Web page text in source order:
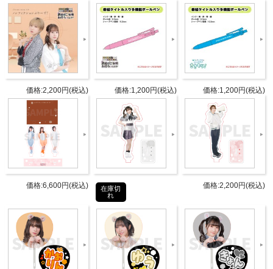
（全8種類）
商品紹介
INTRODUCTION
ゆうときょうかの「あつまれ！ささもり！」からルー
ムフレグランスが発売！
２人のこだわりがつまった香りで、パッケージもおし
ゃれでかわいく仕上がっています！
価格:2,200円(税込) 価格:1,200円(税込) 価格:1,200円(税込)
価格:6,600円(税込)
在庫切
れ
価格:2,200円(税込)